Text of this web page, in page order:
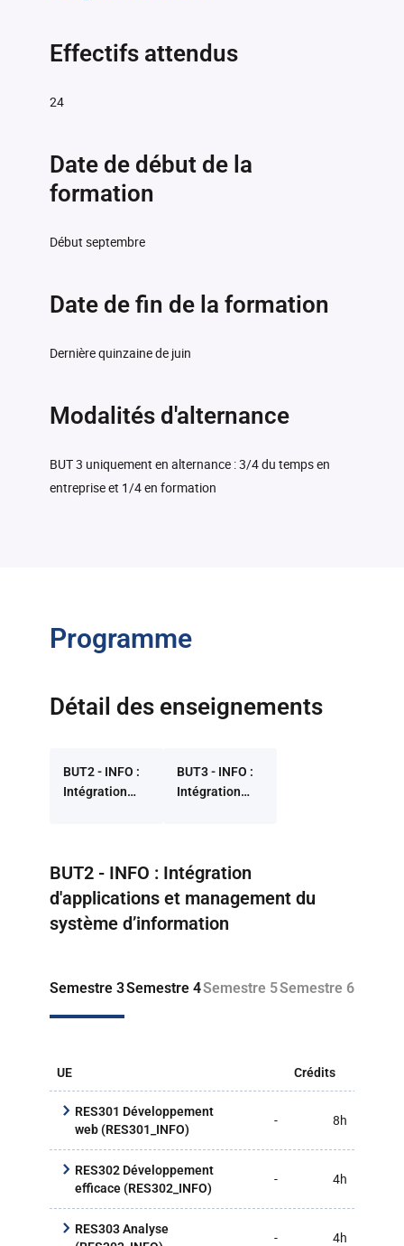
Effectifs attendus
24
Date de début de la
formation
Début septembre
Date de fin de la formation
Dernière quinzaine de juin
Modalités d'alternance
BUT 3 uniquement en alternance : 3/4 du temps en
entreprise et 1/4 en formation
Programme
Détail des enseignements
BUT2 - INFO :
Intégration
du système
d’information
BUT3 - INFO :
Intégration
du système
d'information
- Alternance
Retour à la liste des programmes
BUT2 - INFO : Intégration
d'applications et management du
système d’information
Semestre 3Semestre 4Semestre 5Semestre 6
UE Crédits
RES301 Développement
web (RES301_INFO)
- 8h
RES302 Développement
efficace (RES302_INFO)
- 4h
RES303 Analyse
- 4h